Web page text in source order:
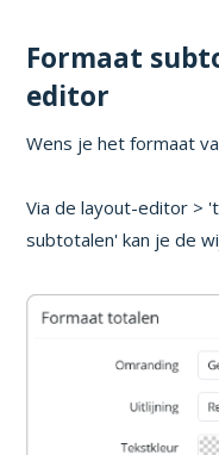
Formaat
editor
Wens je het formaat
Via de layout-editor >
subtotalen' kan je de